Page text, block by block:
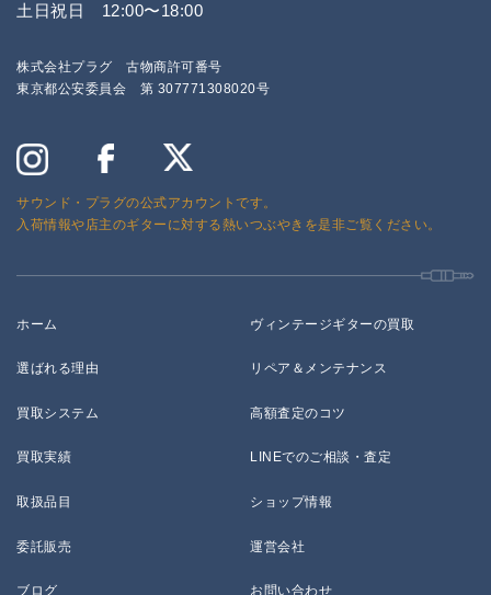
土日祝日 12:00〜18:00
株式会社プラグ 古物商許可番号
東京都公安委員会 第 307771308020号
サウンド・プラグの公式アカウントです。
入荷情報や店主のギターに対する熱いつぶやきを是非ご覧ください。
ホーム
選ばれる理由
買取システム
買取実績
取扱品目
委託販売
ブログ
ヴィンテージギターの買取
リペア＆メンテナンス
高額査定のコツ
LINEでのご相談・査定
ショップ情報
運営会社
お問い合わせ